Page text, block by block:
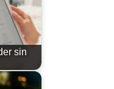
sin